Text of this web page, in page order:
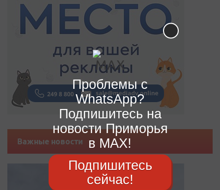
Важные новости
Проблемы с
WhatsApp?
Подпишитесь на
новости Приморья
в MAX!
Подпишитесь
сейчас!